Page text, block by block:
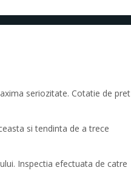
seriozitate. Cotatie de pret
si tendinta de a trece
Inspectia efectuata de catre